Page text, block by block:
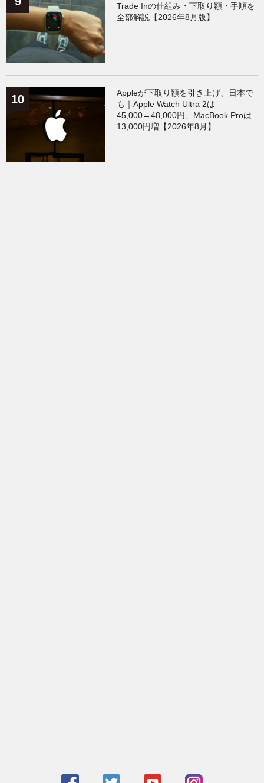
Trade Inの仕組み・下取り額・手順を
全部解説【2026年8月版】
Appleが下取り額を引き上げ、日本で
も｜Apple Watch Ultra 2は
45,000→48,000円、MacBook Proは
13,000円増【2026年8月】